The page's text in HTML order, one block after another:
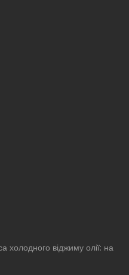
холодного віджиму олії: на